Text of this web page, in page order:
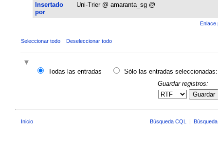
Insertado
por
Uni-Trier @ amaranta_sg @
Enlace
Seleccionar todo Deseleccionar todo
Todas las entradas
Sólo las entradas seleccionadas:
Guardar registros:
Guardar
Inicio Búsqueda CQL